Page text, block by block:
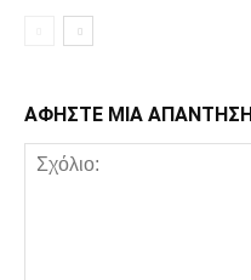
ΑΦΗΣΤΕ ΜΙΑ ΑΠΑΝΤΗΣΗ